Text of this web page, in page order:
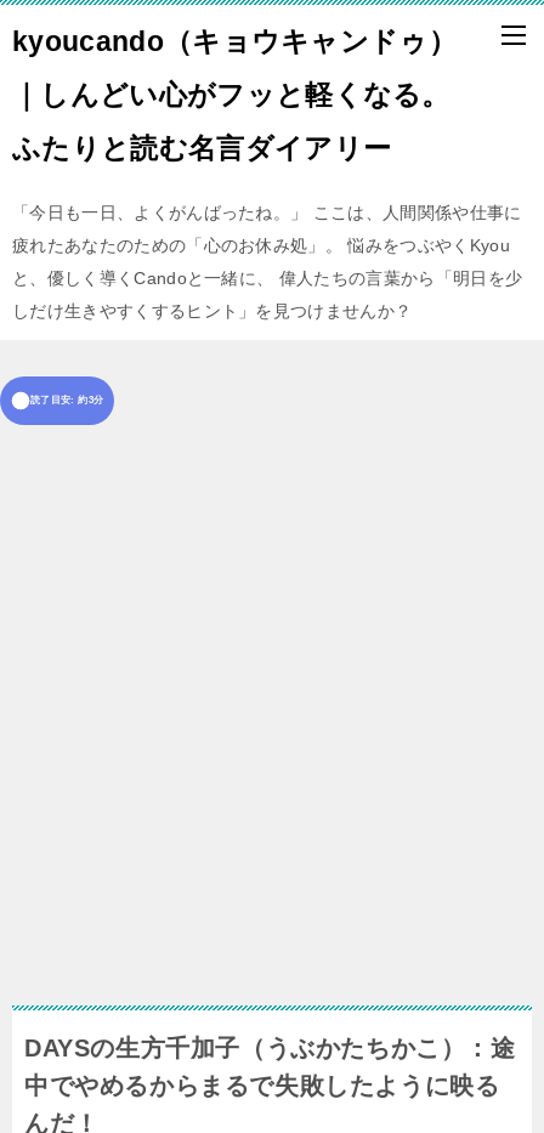
kyoucando（キョウキャンドゥ）
｜しんどい心がフッと軽くなる。
ふたりと読む名言ダイアリー
「今日も一日、よくがんばったね。」 ここは、人間関係や仕事に
疲れたあなたのための「心のお休み処」。 悩みをつぶやくKyou
と、優しく導くCandoと一緒に、 偉人たちの言葉から「明日を少
しだけ生きやすくするヒント」を見つけませんか？
読了目安: 約3分
DAYSの生方千加子（うぶかたちかこ）：途
中でやめるからまるで失敗したように映る
んだ！